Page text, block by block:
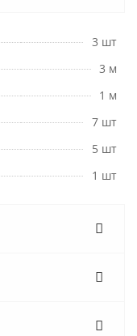
3 шт
3 м
1 м
7 шт
5 шт
1 шт